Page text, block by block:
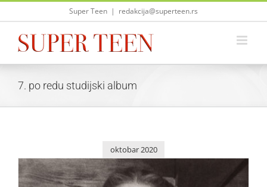
Skip
Super Teen | redakcija@superteen.rs
7. po redu studijski album
oktobar 2020